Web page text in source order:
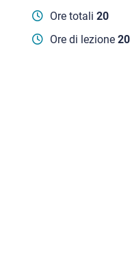
Ore totali 20
Ore di lezione 20